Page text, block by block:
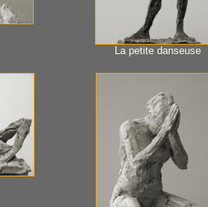
La petite danseuse